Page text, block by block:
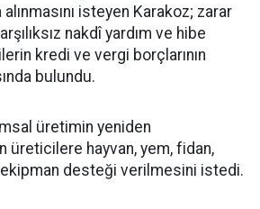
isteyen Karakoz; zarar
nakdî yardım ve hibe
kredi ve vergi borçlarının
bulundu.
üretimin yeniden
üreticilere hayvan, yem, fidan,
desteği verilmesini istedi.